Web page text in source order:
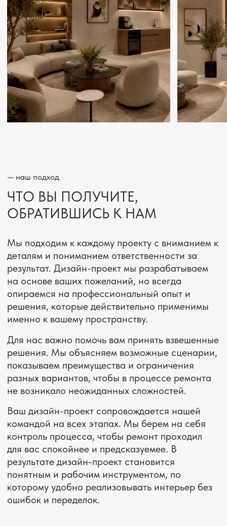
Более 70 проектов
БОЛЬШОЙ ОПЫТ В РЕАЛИЗАЦИИ
ИНТЕРЬЕРОВ КВАРТИР
ВЫСОКИЕ СТАНДАРТЫ
Детализация, точность,
профессионализм
Услуга дизайна до полной
готовности и заселения
КОМПЛЕКС УСЛУГ
«ПОД КЛЮЧ»
контроль процесса, чтобы ремонт проходил
для вас спокойнее и предсказуемее. В
результате дизайн-проект становится
понятным и рабочим инструментом, по
которому удобно реализовывать интерьер без
ошибок и переделок.
ПЛАНИРОВОЧНОЕ
СКАЧАТЬ ПОЛНЫЙ ПРАЙС
ЗАДАТЬ ВОПРОС
В работе над дизайн-проектом участвуют
дизайнеры, архитекторы, инженеры, 3D-
визуализаторы, комплектовщики, декораторы.
Нужно больше информации? Оставьте вопрос
СТОИМОСТЬ УСЛУГ